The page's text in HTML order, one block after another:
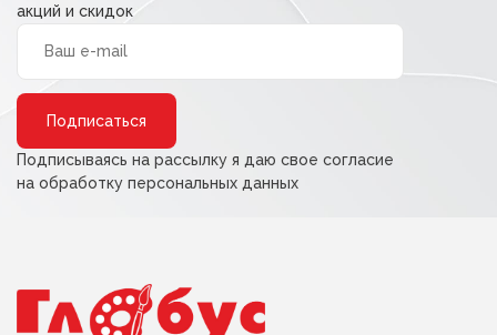
акций и скидок
Подписываясь на рассылку я даю свое согласие
на обработку персональных данных